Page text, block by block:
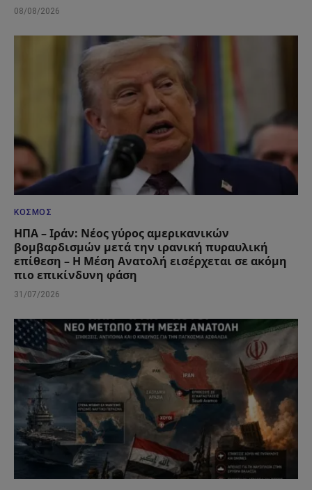
08/08/2026
ΚΌΣΜΟΣ
ΗΠΑ – Ιράν: Νέος γύρος αμερικανικών
βομβαρδισμών μετά την ιρανική πυραυλική
επίθεση – Η Μέση Ανατολή εισέρχεται σε ακόμη
πιο επικίνδυνη φάση
31/07/2026